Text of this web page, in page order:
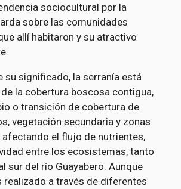
sociocultural por la
sobre las comunidades
allí habitaron y su atractivo
su significado, la serranía está
la cobertura boscosa contigua,
o transición de cobertura de
vegetación secundaria y zonas
afectando el flujo de nutrientes,
entre los ecosistemas, tanto
sur del río Guayabero. Aunque
realizado a través de diferentes